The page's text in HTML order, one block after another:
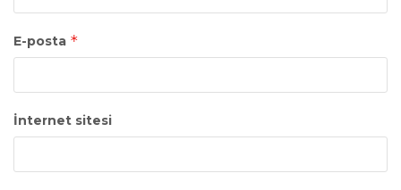
E-posta *
İnternet sitesi